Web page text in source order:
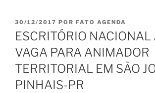
PUBLICADO
EM
30/12/2017 POR FATO AGENDA
ESCRITÓRIO NACIONAL
VAGA PARA ANIMADOR
TERRITORIAL EM SÃO
PINHAIS-PR